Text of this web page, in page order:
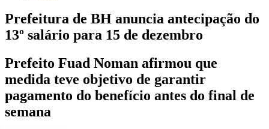
Prefeitura de BH anuncia antecipação do
13º salário para 15 de dezembro
Prefeito Fuad Noman afirmou que
medida teve objetivo de garantir
pagamento do benefício antes do final de
semana